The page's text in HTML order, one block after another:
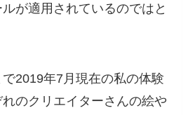
が適用されているのではと
で2019年7月現在の私の体験
のクリエイターさんの絵や